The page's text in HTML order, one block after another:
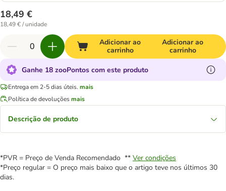
18,49 €
18,49 € / unidade
Adicionar ao
carrinho
Adicionar ao
carrinho
Ganhe 18 zooPontos com este produto
Entrega em 2-5 dias úteis. mais
Política de devoluçõesmais
Descrição de produto
*PVR = Preço de Venda Recomendado ** Ver condições
*Preço regular = O preço mais baixo que o artigo teve nos últimos 30
dias.